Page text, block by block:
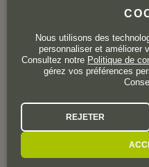
Nous utilisons des
personnaliser et améliorer
Consultez notre Politique de
gérez vos préférences
REJETER